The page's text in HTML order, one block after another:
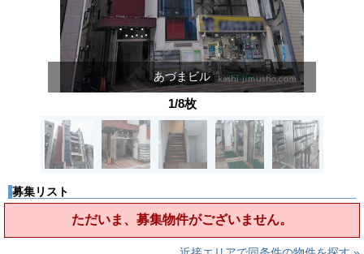
あづまビル
1/8枚
募集リスト
ただいま、募集物件がございません。